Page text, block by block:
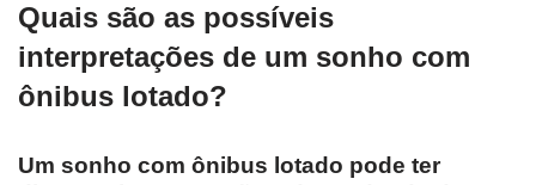
Quais são as possíveis
interpretações de um sonho com
ônibus lotado?
Um sonho com ônibus lotado pode ter